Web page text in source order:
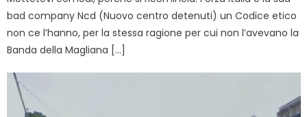
bad company Ncd (Nuovo centro detenuti) un Codice etico
non ce l’hanno, per la stessa ragione per cui non l’avevano la
Banda della Magliana […]